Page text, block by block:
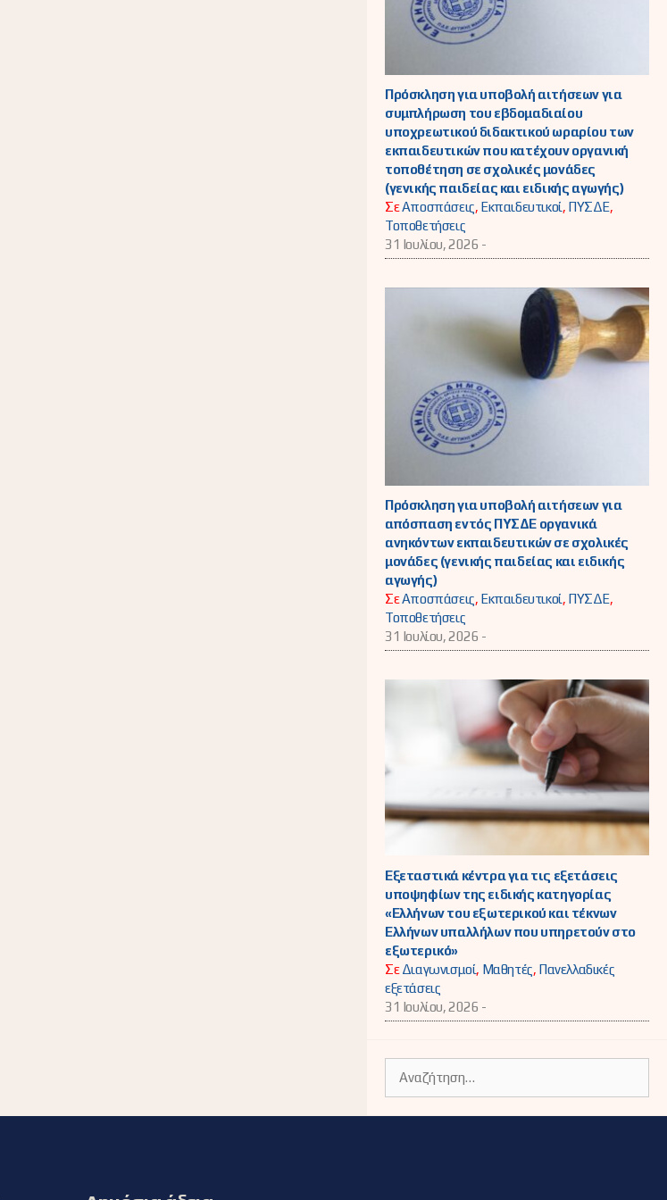
Πρόσκληση για υποβολή αιτήσεων για
συμπλήρωση του εβδομαδιαίου
υποχρεωτικού διδακτικού ωραρίου των
εκπαιδευτικών που κατέχουν οργανική
τοποθέτηση σε σχολικές μονάδες
(γενικής παιδείας και ειδικής αγωγής)
ΣεΑποσπάσεις, Εκπαιδευτικοί, ΠΥΣΔΕ,
Τοποθετήσεις
31 Ιουλίου, 2026 -
Πρόσκληση για υποβολή αιτήσεων για
απόσπαση εντός ΠΥΣΔΕ οργανικά
ανηκόντων εκπαιδευτικών σε σχολικές
μονάδες (γενικής παιδείας και ειδικής
αγωγής)
ΣεΑποσπάσεις, Εκπαιδευτικοί, ΠΥΣΔΕ,
Τοποθετήσεις
31 Ιουλίου, 2026 -
Εξεταστικά κέντρα για τις εξετάσεις
υποψηφίων της ειδικής κατηγορίας
«Ελλήνων του εξωτερικού και τέκνων
Ελλήνων υπαλλήλων που υπηρετούν στο
εξωτερικό»
ΣεΔιαγωνισμοί, Μαθητές, Πανελλαδικές
εξετάσεις
31 Ιουλίου, 2026 -
για: